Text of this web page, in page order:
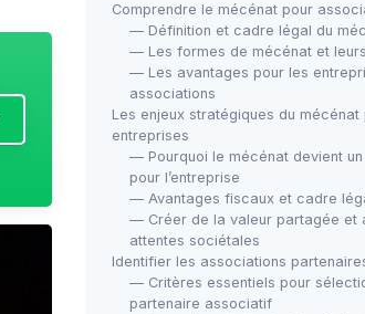
Comprendre le mécénat pour
— Définition et cadre légal du
— Les formes de mécénat et
— Les avantages pour les
associations
Les enjeux stratégiques du mécénat
entreprises
— Pourquoi le mécénat devient
pour l’entreprise
— Avantages fiscaux et cadre
— Créer de la valeur partagée et
attentes sociétales
Identifier les associations
— Critères essentiels pour
partenaire associatif